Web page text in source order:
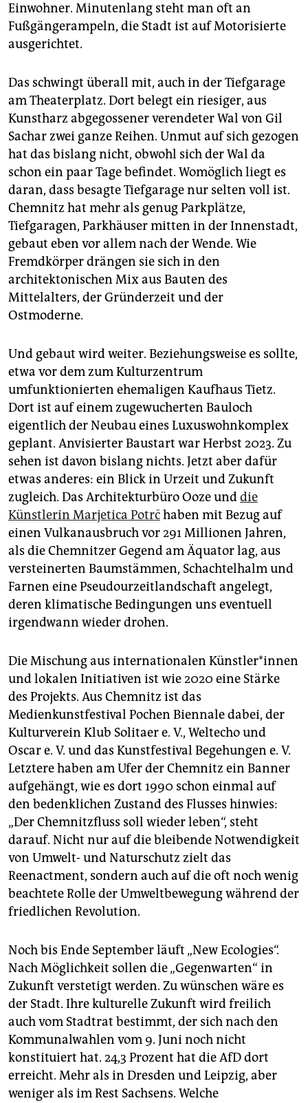
Einwohner. Minutenlang steht man oft an
Fußgängerampeln, die Stadt ist auf Motorisierte
ausgerichtet.
Das schwingt überall mit, auch in der Tiefgarage
am Theaterplatz. Dort belegt ein riesiger, aus
Kunstharz abgegossener verendeter Wal von Gil
Sachar zwei ganze Reihen. Unmut auf sich gezogen
hat das bislang nicht, obwohl sich der Wal da
schon ein paar Tage befindet. Womöglich liegt es
daran, dass besagte Tiefgarage nur selten voll ist.
Chemnitz hat mehr als genug Parkplätze,
Tiefgaragen, Parkhäuser mitten in der Innenstadt,
gebaut eben vor allem nach der Wende. Wie
Fremdkörper drängen sie sich in den
architektonischen Mix aus Bauten des
Mittelalters, der Gründerzeit und der
Ostmoderne.
Und gebaut wird weiter. Beziehungsweise es sollte,
etwa vor dem zum Kulturzentrum
umfunktionierten ehemaligen Kaufhaus Tietz.
Dort ist auf einem zugewucherten Bauloch
eigentlich der Neubau eines Luxuswohnkomplex
geplant. Anvisierter Baustart war Herbst 2023. Zu
sehen ist davon bislang nichts. Jetzt aber dafür
etwas anderes: ein Blick in Urzeit und Zukunft
zugleich. Das Architekturbüro Ooze unddie
Künstlerin Marjetica Potrčhaben mit Bezug auf
einen Vulkanausbruch vor 291 Mil­lio­nen Jahren,
als die Chemnitzer Gegend am Äquator lag, aus
versteinerten Baumstämmen, Schachtelhalm und
Farnen eine Pseudourzeitlandschaft angelegt,
deren klimatische Bedingungen uns eventuell
irgendwann wieder drohen.
Die Mischung aus internationalen Künst­le­r*in­nen
und lokalen Initiativen ist wie 2020 eine Stärke
des Projekts. Aus Chemnitz ist das
Medienkunstfestival Pochen Biennale dabei, der
Kulturverein Klub Solitaer e. V., Weltecho und
Oscar e. V. und das Kunstfestival Begehungen e. V.
Letztere haben am Ufer der Chemnitz ein Banner
aufgehängt, wie es dort 1990 schon einmal auf
den bedenklichen Zustand des Flusses hinwies:
„Der Chemnitzfluss soll wieder leben“, steht
darauf. Nicht nur auf die bleibende Notwendigkeit
von Umwelt- und Naturschutz zielt das
Reenactment, sondern auch auf die oft noch wenig
beachtete Rolle der Umweltbewegung während der
friedlichen Revolution.
Noch bis Ende September läuft „New Ecologies“.
Nach Möglichkeit sollen die „Gegenwarten“ in
Zukunft verstetigt werden. Zu wünschen wäre es
der Stadt. Ihre kulturelle Zukunft wird freilich
auch vom Stadtrat bestimmt, der sich nach den
Kommunalwahlen vom 9. Juni noch nicht
konstituiert hat. 24,3 Prozent hat die AfD dort
erreicht. Mehr als in Dresden und Leipzig, aber
weniger als im Rest Sachsens. Welche